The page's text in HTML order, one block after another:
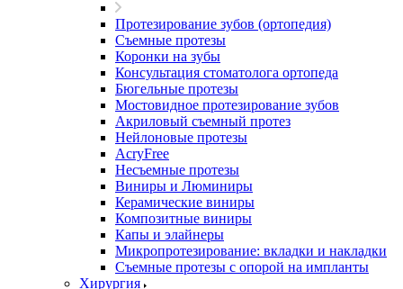
Протезирование зубов (ортопедия)
Съемные протезы
Коронки на зубы
Консультация стоматолога ортопеда
Бюгельные протезы
Мостовидное протезирование зубов
Акриловый съемный протез
Нейлоновые протезы
AcryFree
Несъемные протезы
Виниры и Люминиры
Керамические виниры
Композитные виниры
Капы и элайнеры
Микропротезирование: вкладки и накладки
Съемные протезы с опорой на импланты
Хирургия